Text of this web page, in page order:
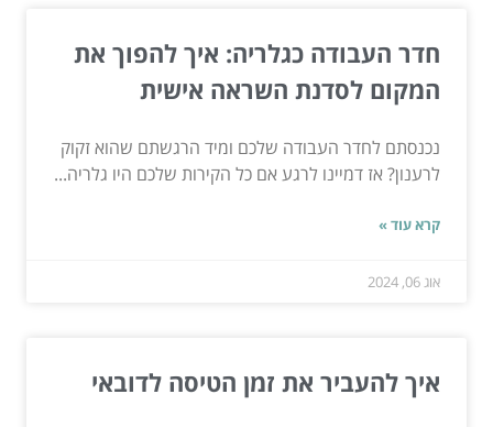
חדר העבודה כגלריה: איך להפוך את
המקום לסדנת השראה אישית
נכנסתם לחדר העבודה שלכם ומיד הרגשתם שהוא זקוק
לרענון? אז דמיינו לרגע אם כל הקירות שלכם היו גלריה...
קרא עוד »
אוג 06, 2024
איך להעביר את זמן הטיסה לדובאי